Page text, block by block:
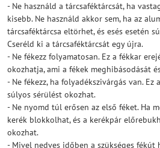
- Ne használd a tárcsaféktárcsát, ha
kisebb. Ne használd akkor sem, ha az
tárcsaféktárcsa eltörhet, és esés esetén
Cseréld ki a tárcsaféktárcsát egy újra.
- Ne fékezz folyamatosan. Ez a fékkar
okozhatja, ami a fékek meghibásodását
- Ne fékezz, ha folyadékszivárgás van. Ez
súlyos sérülést okozhat.
- Ne nyomd túl erősen az első féket. Ha
kerék blokkolhat, és a kerékpár
okozhat.
- Mivel nedves időben a szükséges fékút